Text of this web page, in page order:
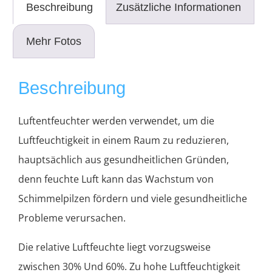
Beschreibung Zusätzliche Informationen
Mehr Fotos
Beschreibung
Luftentfeuchter werden verwendet, um die
Luftfeuchtigkeit in einem Raum zu reduzieren,
hauptsächlich aus gesundheitlichen Gründen,
denn feuchte Luft kann das Wachstum von
Schimmelpilzen fördern und viele gesundheitliche
Probleme verursachen.
Die relative Luftfeuchte liegt vorzugsweise
zwischen 30% Und 60%. Zu hohe Luftfeuchtigkeit